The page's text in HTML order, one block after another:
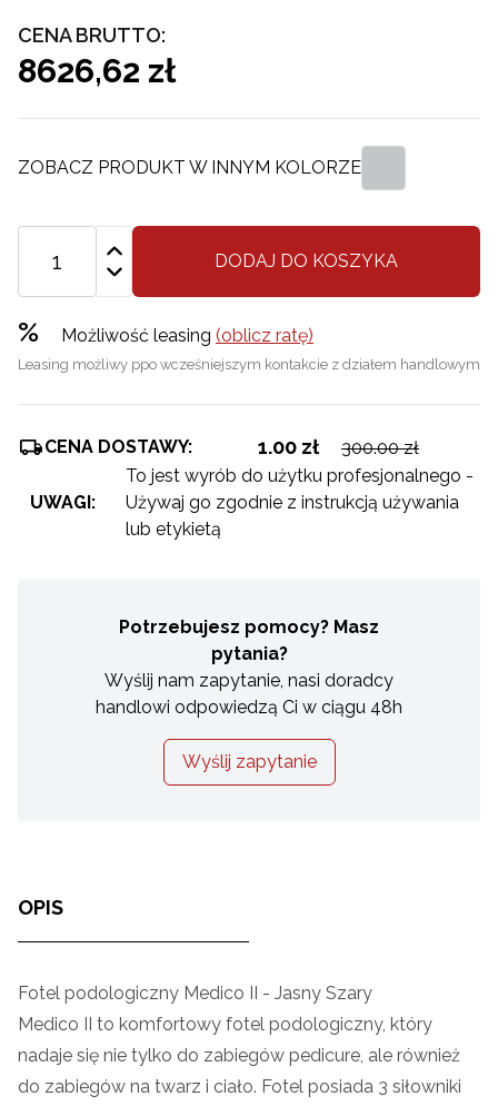
CENA BRUTTO:
8626,62 zł
ZOBACZ PRODUKT W INNYM KOLORZE
DODAJ DO KOSZYKA
% Możliwość leasing (oblicz ratę)
Leasing możliwy ppo wcześniejszym kontakcie z działem handlowym
CENA DOSTAWY: 1.00 zł 300.00 zł
UWAGI:
To jest wyrób do użytku profesjonalnego -
Używaj go zgodnie z instrukcją używania
lub etykietą
Potrzebujesz pomocy? Masz
pytania?
Wyślij nam zapytanie, nasi doradcy
handlowi odpowiedzą Ci w ciągu 48h
Wyślij zapytanie
OPIS
Fotel podologiczny Medico II - Jasny Szary
Medico II to komfortowy fotel podologiczny, który
nadaje się nie tylko do zabiegów pedicure, ale również
do zabiegów na twarz i ciało. Fotel posiada 3 siłowniki